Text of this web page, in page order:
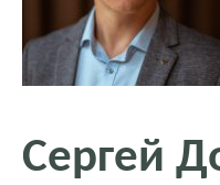
Сергей